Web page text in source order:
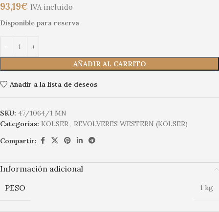
93,19€ IVA incluido
Disponible para reserva
AÑADIR AL CARRITO
Añadir a la lista de deseos
SKU: 47/1064/1 MN
Categorías: KOLSER, REVOLVERES WESTERN (KOLSER)
Compartir:
Información adicional
PESO
1 kg